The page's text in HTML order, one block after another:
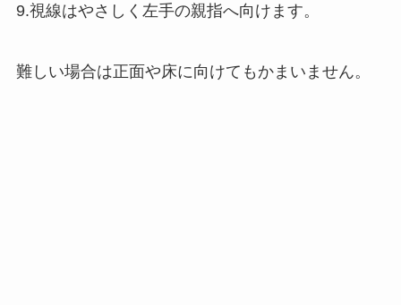
9.視線はやさしく左手の親指へ向けます。
難しい場合は正面や床に向けてもかまいません。